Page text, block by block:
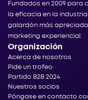
Fundados en 2009 para
la eficacia en la
galardón más apreciado
marketing experiencial.
Organización
Acerca de nosotros
Pide un trofeo
Partido B2B 2024
Nuestros socios
Póngase en contacto